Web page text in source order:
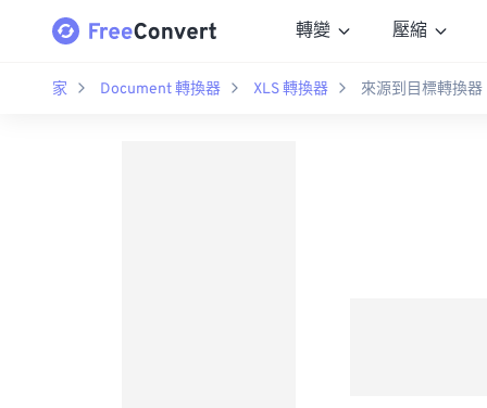
轉變 壓縮
家 Document 轉換器 XLS 轉換器 來源到目標轉換器